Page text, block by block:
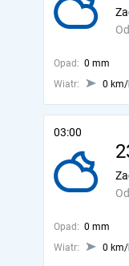
Opad: 0 mm
Wiatr:
0 km/
03:00
Opad: 0 mm
Wiatr:
0 km/